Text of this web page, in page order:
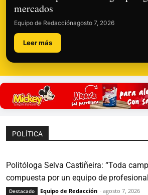
mercados
Equipo de Redacciónagosto 7, 2026
Leer más
POLÍTICA
Politóloga Selva Castiñeira: “Toda
compuesta por un equipo de
Destacado Equipo de Redacción - agosto 7, 2026